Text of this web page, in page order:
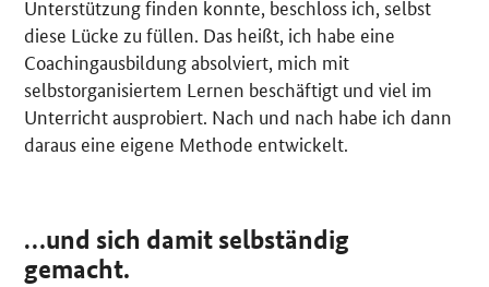
Unterstützung finden konnte, beschloss ich, selbst
diese Lücke zu füllen. Das heißt, ich habe eine
Coachingausbildung absolviert, mich mit
selbstorganisiertem Lernen beschäftigt und viel im
Unterricht ausprobiert. Nach und nach habe ich dann
daraus eine eigene Methode entwickelt.
…und sich damit selbständig
gemacht.